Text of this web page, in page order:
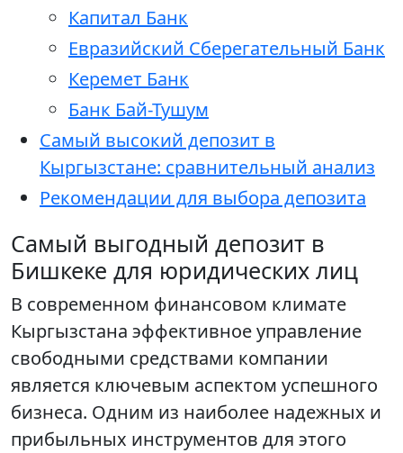
Капитал Банк
Евразийский Сберегательный Банк
Керемет Банк
Банк Бай-Тушум
Самый высокий депозит в
Кыргызстане: сравнительный анализ
Рекомендации для выбора депозита
Самый выгодный депозит в
Бишкеке для юридических лиц
В современном финансовом климате
Кыргызстана эффективное управление
свободными средствами компании
является ключевым аспектом успешного
бизнеса. Одним из наиболее надежных и
прибыльных инструментов для этого